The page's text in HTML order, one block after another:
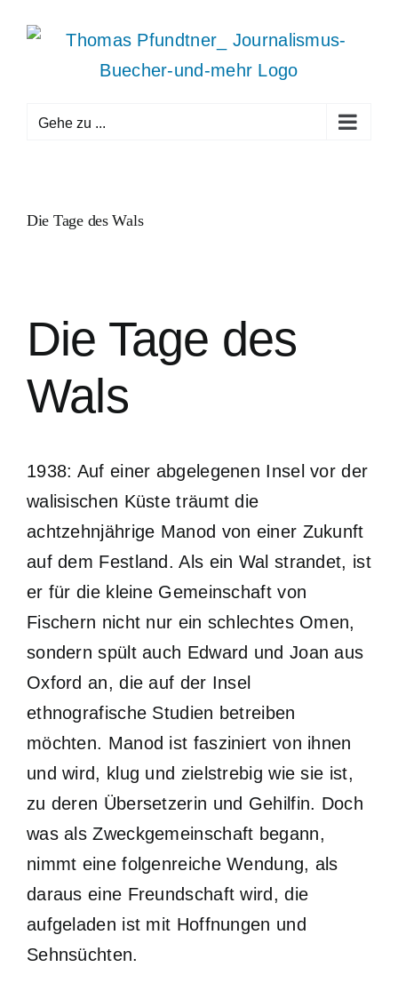
Inhalt
Gehe zu ...
Die Tage des Wals
Die Tage des
Wals
1938: Auf einer abgelegenen Insel vor der
walisischen Küste träumt die
achtzehnjährige Manod von einer Zukunft
auf dem Festland. Als ein Wal strandet, ist
er für die kleine Gemeinschaft von
Fischern nicht nur ein schlechtes Omen,
sondern spült auch Edward und Joan aus
Oxford an, die auf der Insel
ethnografische Studien betreiben
möchten. Manod ist fasziniert von ihnen
und wird, klug und zielstrebig wie sie ist,
zu deren Übersetzerin und Gehilfin. Doch
was als Zweckgemeinschaft begann,
nimmt eine folgenreiche Wendung, als
daraus eine Freundschaft wird, die
aufgeladen ist mit Hoffnungen und
Sehnsüchten.